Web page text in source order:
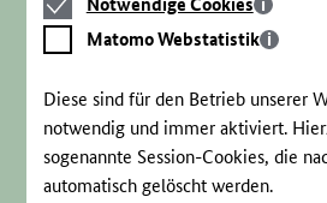
Cookies
Matomo
Webstatistik
Matomo Webstatistik
Diese sind für den Betrieb unserer
notwendig und immer aktiviert.
sogenannte Session-Cookies, die
automatisch gelöscht werden.